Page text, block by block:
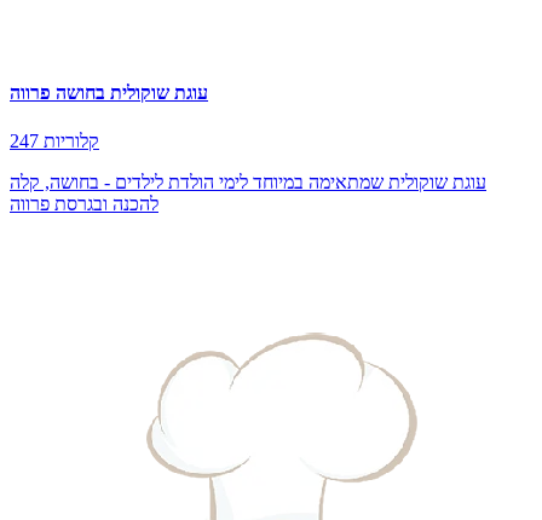
עוגת שוקולית בחושה פרווה
247 קלוריות
עוגת שוקולית שמתאימה במיוחד לימי הולדת לילדים - בחושה, קלה
להכנה ובגרסת פרווה